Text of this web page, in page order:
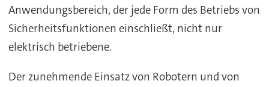
Anwendungsbereich, der jede Form des Betriebs von
Sicherheitsfunktionen einschließt, nicht nur
elektrisch betriebene.
Der zunehmende Einsatz von Robotern und von